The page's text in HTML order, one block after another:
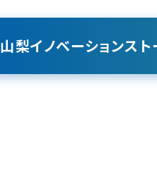
山梨イノベーションス